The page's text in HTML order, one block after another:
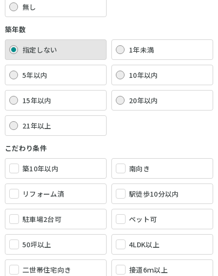
無し
築年数
指定しない 1年未満
5年以内 10年以内
15年以内 20年以内
21年以上
こだわり条件
築10年以内 南向き
リフォーム済 駅徒歩10分以内
駐車場2台可 ペット可
50坪以上 4LDK以上
二世帯住宅向き 接道6ｍ以上